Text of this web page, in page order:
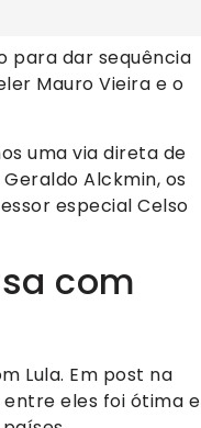
para dar sequência
Mauro Vieira e o
uma via direta de
Alckmin, os
especial Celso
com
Lula. Em post na
entre eles foi ótima e